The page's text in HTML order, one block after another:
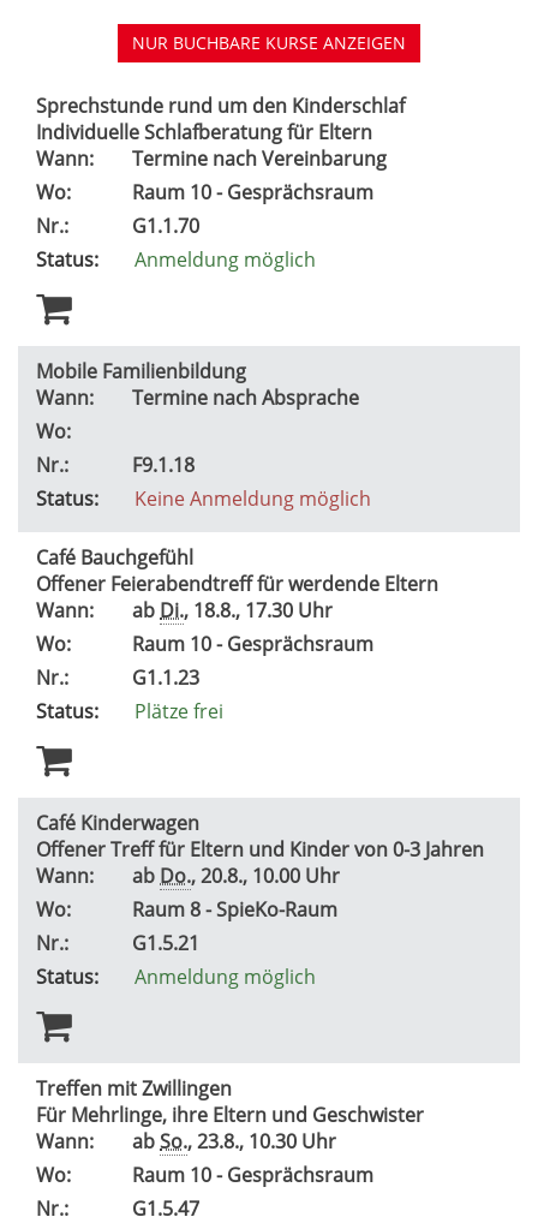
NUR BUCHBARE KURSE ANZEIGEN
Sprechstunde rund um den Kinderschlaf
Individuelle Schlafberatung für Eltern
Wann:
Termine nach Vereinbarung
Wo:
Raum 10 - Gesprächsraum
Nr.:
G1.1.70
Status:
Anmeldung möglich
Mobile Familienbildung
Wann:
Termine nach Absprache
Wo:
Nr.:
F9.1.18
Status:
Keine Anmeldung möglich
Café Bauchgefühl
Offener Feierabendtreff für werdende Eltern
Wann:
ab Di., 18.8., 17.30 Uhr
Wo:
Raum 10 - Gesprächsraum
Nr.:
G1.1.23
Status:
Plätze frei
Café Kinderwagen
Offener Treff für Eltern und Kinder von 0-3 Jahren
Wann:
ab Do., 20.8., 10.00 Uhr
Wo:
Raum 8 - SpieKo-Raum
Nr.:
G1.5.21
Status:
Anmeldung möglich
Treffen mit Zwillingen
Für Mehrlinge, ihre Eltern und Geschwister
Wann:
abSo., 23.8., 10.30 Uhr
Wo:
Raum 10 - Gesprächsraum
Nr.:
G1.5.47